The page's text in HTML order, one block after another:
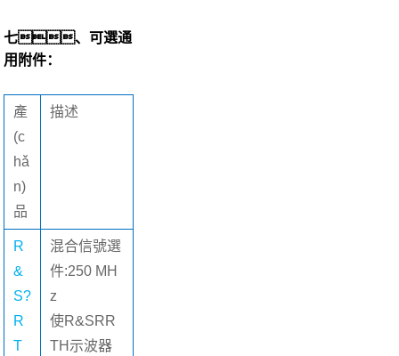
七、可選通
用附件：
產
(c
hǎ
n)
品
描述
R
&
S?
R
T
混合信號選
件:250 MH
z
使R&SRR
TH示波器